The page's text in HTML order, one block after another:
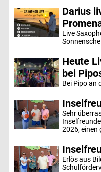
Darius
Live
Heute
bei
Bei Pipo an
Sehr
2026, einen
Erlös aus